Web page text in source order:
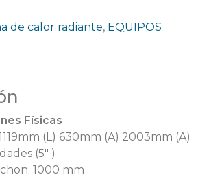
de calor radiante, EQUIPOS
Físicas
(L) 630mm (A) 2003mm (A)
(5″ )
1000 mm